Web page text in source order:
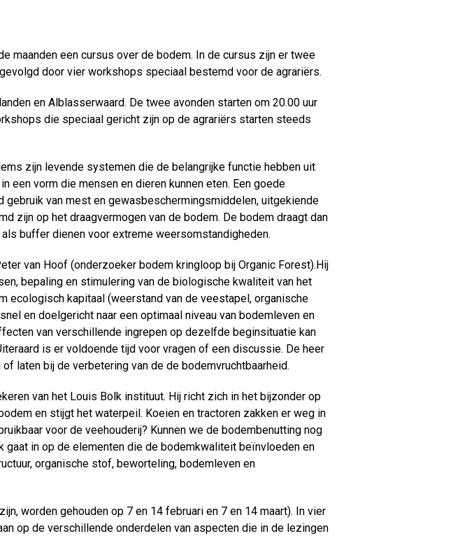
maanden een cursus over de bodem. In de cursus zijn er twee
door vier workshops speciaal bestemd voor de agrariërs.
en Alblasserwaard. De twee avonden starten om 20.00 uur
die speciaal gericht zijn op de agrariërs starten steeds
zijn levende systemen die de belangrijke functie hebben uit
een vorm die mensen en dieren kunnen eten. Een goede
van mest en gewasbeschermingsmiddelen, uitgekiende
zijn op het draagvermogen van de bodem. De bodem draagt dan
buffer dienen voor extreme weersomstandigheden.
van Hoof (onderzoeker bodem kringloop bij Organic Forest).Hij
bepaling en stimulering van de biologische kwaliteit van het
ecologisch kapitaal (weerstand van de veestapel, organische
en doelgericht naar een optimaal niveau van bodemleven en
van verschillende ingrepen op dezelfde beginsituatie kan
is er voldoende tijd voor vragen of een discussie. De heer
laten bij de verbetering van de de bodemvruchtbaarheid.
van het Louis Bolk instituut. Hij richt zich in het bijzonder op
en stijgt het waterpeil. Koeien en tractoren zakken er weg in
voor de veehouderij? Kunnen we de bodembenutting nog
in op de elementen die de bodemkwaliteit beïnvloeden en
organische stof, beworteling, bodemleven en
worden gehouden op 7 en 14 februari en 7 en 14 maart). In vier
op de verschillende onderdelen van aspecten die in de lezingen